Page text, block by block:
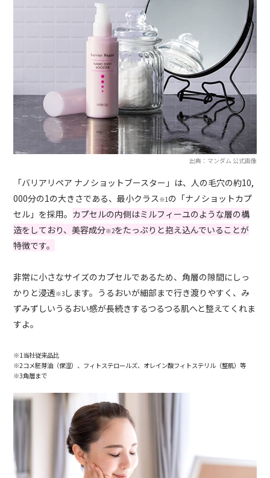
出典：マンダム 公式画像
「バリアリペア ナノショットブースター」は、人の毛穴の約10,
000分の1の大きさである、最小クラス※1の「ナノショットカプ
セル」を採用。 カプセルの内側はミルフィーユのような層の構
造をしており、美容成分※2をたっぷりと抱え込んでいることが
特徴です。
非常に小さなサイズのカプセルであるため、角層の隙間にしっ
かりと浸透※3 します。うるおいが細部まで行き渡りやすく、み
ずみずしいうるおい感が長続きするつるつる肌へと整えてくれま
すよ。
※1当社従来品比
※2コメ胚芽油（保湿）、フィトステロールズ、オレイン酸フィトステリル（整肌）等
※3角層まで